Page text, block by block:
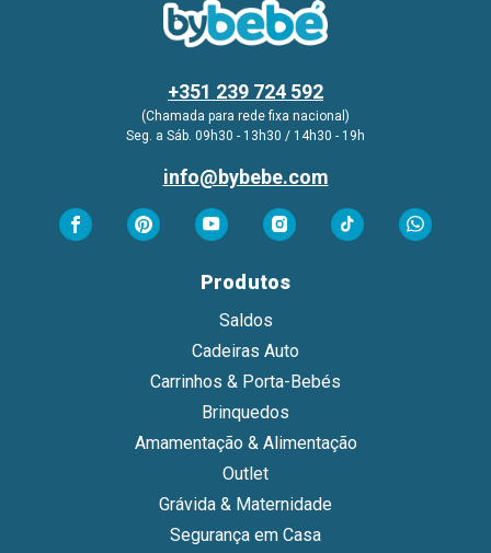
+351 239 724 592
(Chamada para rede fixa nacional)
Seg. a Sáb. 09h30 - 13h30 / 14h30 - 19h
info@bybebe.com
Produtos
Saldos
Cadeiras Auto
Carrinhos & Porta-Bebés
Brinquedos
Amamentação & Alimentação
Outlet
Grávida & Maternidade
Segurança em Casa